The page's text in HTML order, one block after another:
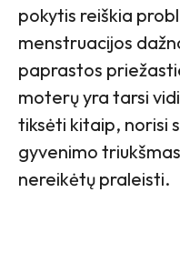
pokytis reiškia
menstruacijos
paprastos
moterų yra tarsi
tiksėti kitaip, norisi
gyvenimo
nereikėtų praleisti.